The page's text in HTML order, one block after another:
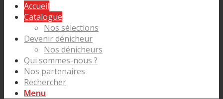
Accueil
Catalogue
Nos sélections
Devenir dénicheur
Nos dénicheurs
Qui sommes-nous ?
Nos partenaires
Rechercher
Menu